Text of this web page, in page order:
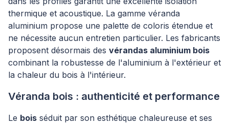
thermique et acoustique. La gamme véranda
aluminium propose une palette de coloris étendue et
ne nécessite aucun entretien particulier. Les fabricants
proposent désormais des vérandas aluminium bois
combinant la robustesse de l'aluminium à l'extérieur et
la chaleur du bois à l'intérieur.
Véranda bois : authenticité et performance
Le bois séduit par son esthétique chaleureuse et ses